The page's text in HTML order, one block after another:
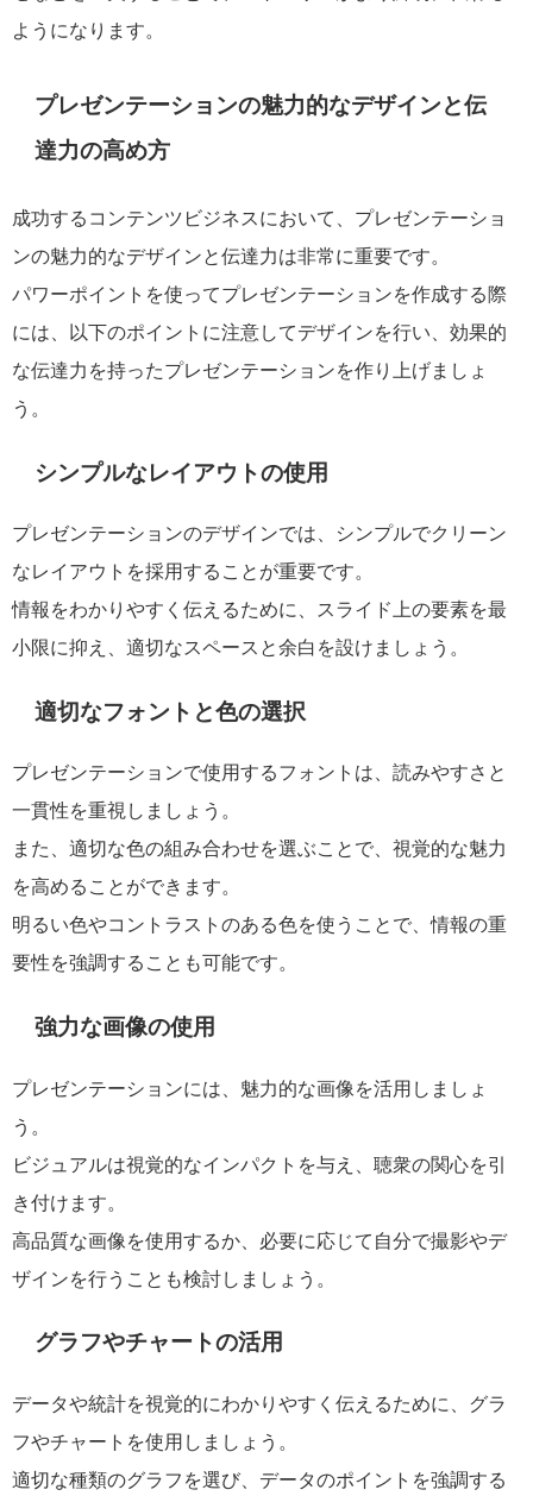
ようになります。
プレゼンテーションの魅力的なデザインと伝
達力の高め方
成功するコンテンツビジネスにおいて、プレゼンテーショ
ンの魅力的なデザインと伝達力は非常に重要です。
パワーポイントを使ってプレゼンテーションを作成する際
には、以下のポイントに注意してデザインを行い、効果的
な伝達力を持ったプレゼンテーションを作り上げましょ
う。
シンプルなレイアウトの使用
プレゼンテーションのデザインでは、シンプルでクリーン
なレイアウトを採用することが重要です。
情報をわかりやすく伝えるために、スライド上の要素を最
小限に抑え、適切なスペースと余白を設けましょう。
適切なフォントと色の選択
プレゼンテーションで使用するフォントは、読みやすさと
一貫性を重視しましょう。
また、適切な色の組み合わせを選ぶことで、視覚的な魅力
を高めることができます。
明るい色やコントラストのある色を使うことで、情報の重
要性を強調することも可能です。
強力な画像の使用
プレゼンテーションには、魅力的な画像を活用しましょ
う。
ビジュアルは視覚的なインパクトを与え、聴衆の関心を引
き付けます。
高品質な画像を使用するか、必要に応じて自分で撮影やデ
ザインを行うことも検討しましょう。
グラフやチャートの活用
データや統計を視覚的にわかりやすく伝えるために、グラ
フやチャートを使用しましょう。
適切な種類のグラフを選び、データのポイントを強調する